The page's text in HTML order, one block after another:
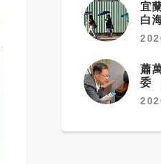
宜
白
節
蕭
委
認